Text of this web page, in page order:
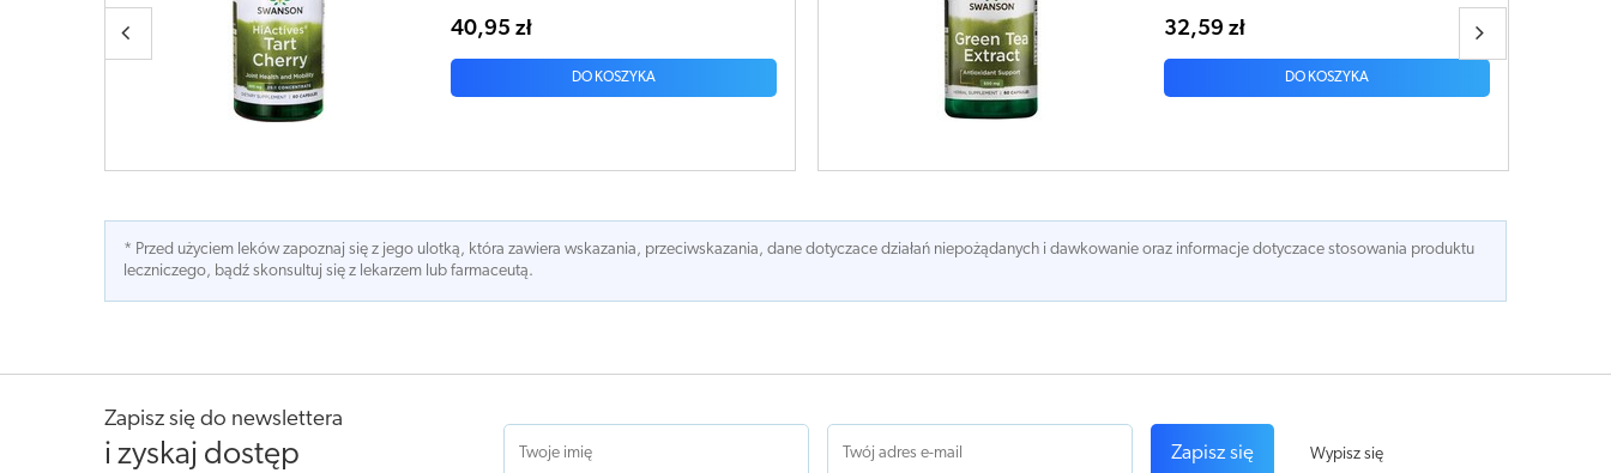
32,59 zł
DO KOSZYKA
26,08 zł
DO KOSZYKA
* Przed użyciem leków zapoznaj się z jego ulotką, która zawiera wskazania, przeciwskazania, dane dotyczace działań niepożądanych i dawkowanie oraz informacje dotyczace stosowania produktu
leczniczego, bądź skonsultuj się z lekarzem lub farmaceutą.
Zapisz się do newslettera
i zyskaj dostęp Zapisz się Wypisz się